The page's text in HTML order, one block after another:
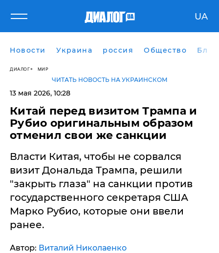
UA
Новости Украина россия Общество
ДИАЛОГ МИР
ЧИТАТЬ НОВОСТЬ НА УКРАИНСКОМ
13 мая 2026, 10:28
Китай перед визитом Трампа и
Рубио оригинальным образом
отменил свои же санкции
Власти Китая, чтобы не сорвался
визит Дональда Трампа, решили
"закрыть глаза" на санкции против
государственного секретаря США
Марко Рубио, которые они ввели
ранее.
Автор: Виталий Николаенко